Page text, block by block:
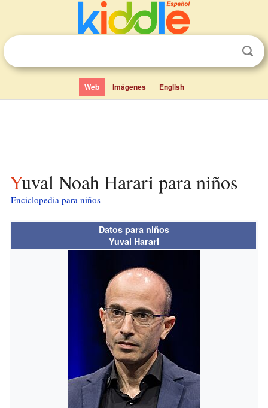
Web Imágenes English
Yuval Noah Harari para niños
Enciclopedia para niños
Datos para niños
Yuval Harari